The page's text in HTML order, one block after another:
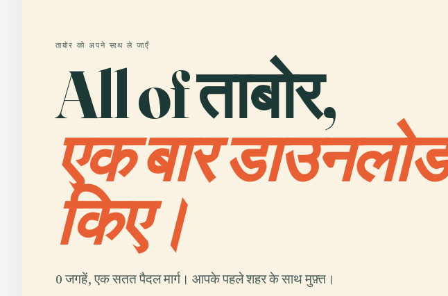
ताबोर को अपने साथ ले जाएँ
All of ताबोर,
एक बार डाउनलोड
किए।
0 जगहें, एक सतत पैदल मार्ग। आपके पहले शहर के साथ मुफ़्त।